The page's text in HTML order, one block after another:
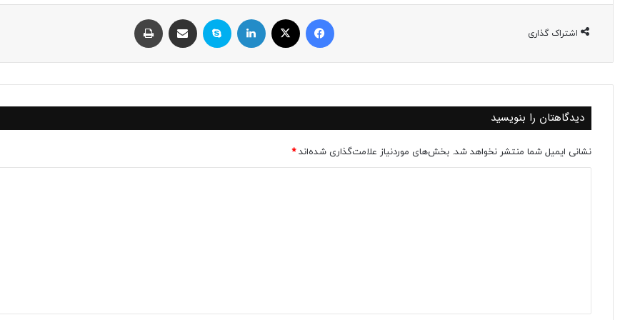
اشتراک گذاری
فیسبوک ایکس لینکداین اسکایپ اشتراک با ایمیل
دیدگاهتان را بنویسید
نشانی ایمیل شما منتشر نخواهد شد. بخش‌های موردنیاز علامت‌گذاری شده‌اند*